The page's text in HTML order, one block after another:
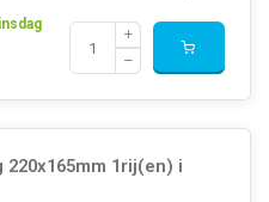
220x165mm 1rij(en) i